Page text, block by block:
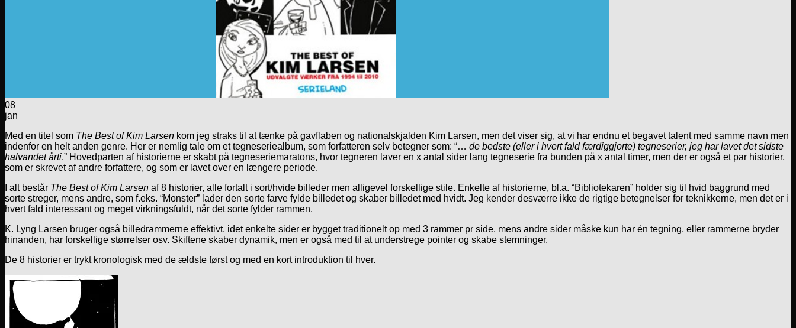
08
jan
Med en titel som The Best of Kim Larsen kom jeg straks til at tænke på gavflaben og nationalskjalden Kim Larsen, men det viser sig, at vi har endnu et begavet talent med samme navn men
indenfor en helt anden genre. Her er nemlig tale om et tegneseriealbum, som forfatteren selv betegner som: “… de bedste (eller i hvert fald færdiggjorte) tegneserier, jeg har lavet det sidste
halvandet årti.” Hovedparten af historierne er skabt på tegneseriemaratons, hvor tegneren laver en x antal sider lang tegneserie fra bunden på x antal timer, men der er også et par historier,
som er skrevet af andre forfattere, og som er lavet over en længere periode.
I alt består The Best of Kim Larsen af 8 historier, alle fortalt i sort/hvide billeder men alligevel forskellige stile. Enkelte af historierne, bl.a. “Bibliotekaren” holder sig til hvid baggrund med
sorte streger, mens andre, som f.eks. “Monster” lader den sorte farve fylde billedet og skaber billedet med hvidt. Jeg kender desværre ikke de rigtige betegnelser for teknikkerne, men det er i
hvert fald interessant og meget virkningsfuldt, når det sorte fylder rammen.
K. Lyng Larsen bruger også billedrammerne effektivt, idet enkelte sider er bygget traditionelt op med 3 rammer pr side, mens andre sider måske kun har én tegning, eller rammerne bryder
hinanden, har forskellige størrelser osv. Skiftene skaber dynamik, men er også med til at understrege pointer og skabe stemninger.
De 8 historier er trykt kronologisk med de ældste først og med en kort introduktion til hver.